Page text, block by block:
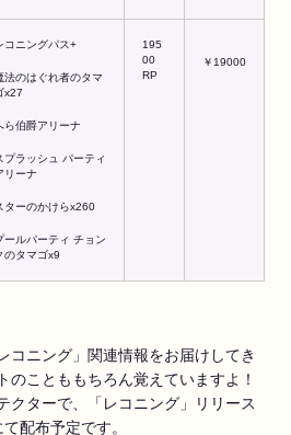
コニングパス+
法のはぐれ者のタマ
x27
ら伯爵アリーナ
プラッシュ パーティ
リーナ
ターのかけらx260
ールパーティ チョン
のタマゴx9
195
00
RP
￥19000
コニング」関連情報をお届けしてき
のことももちろん覚えていますよ！
クターで、「レコニング」リリース
配布予定です。